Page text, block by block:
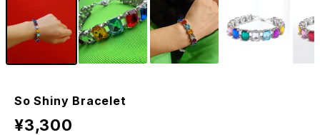
So Shiny Bracelet
¥3,300